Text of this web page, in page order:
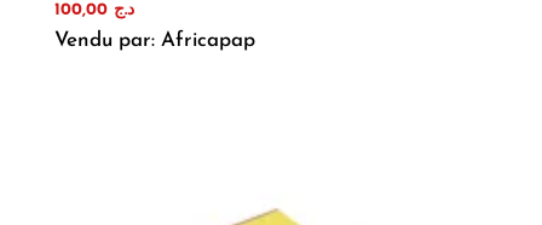
د.ج 100,00
Vendu par: Africapap